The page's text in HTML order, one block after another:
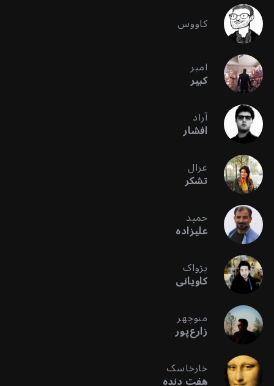
کاووس
امیر
کبیر
آراد
افشار
غزال
تشکر
حمید
علیزاده
پژواک
کاویانی
منوچهر
زارع‌پور
خارخاسک
هفت دنده